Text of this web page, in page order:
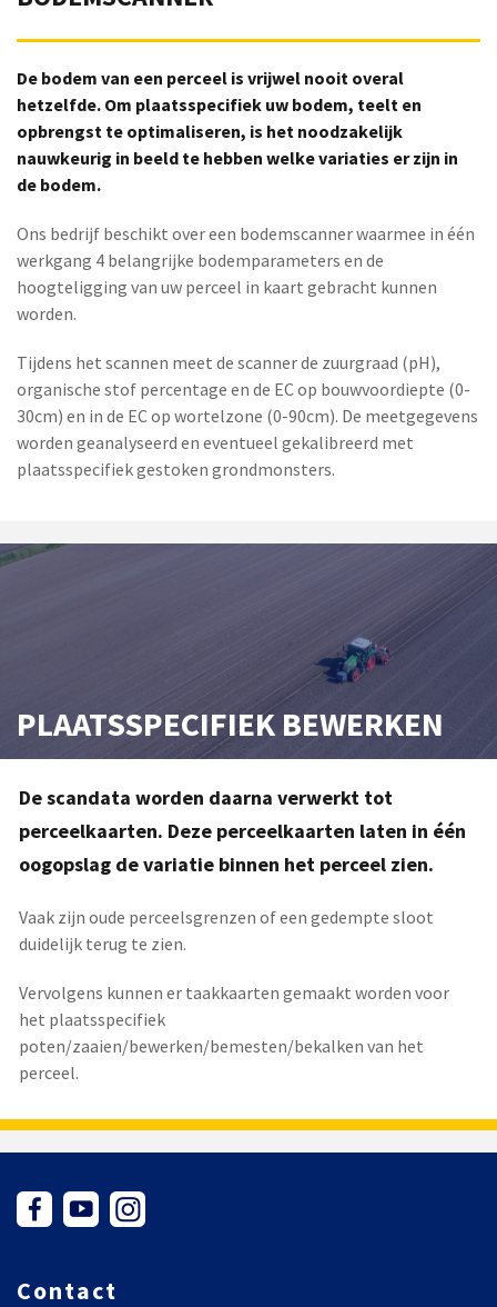
De bodem van een perceel is vrijwel nooit overal
hetzelfde. Om plaatsspecifiek uw bodem, teelt en
opbrengst te optimaliseren, is het noodzakelijk
nauwkeurig in beeld te hebben welke variaties er zijn in
de bodem.
Ons bedrijf beschikt over een bodemscanner waarmee in één
werkgang 4 belangrijke bodemparameters en de
hoogteligging van uw perceel in kaart gebracht kunnen
worden.
Tijdens het scannen meet de scanner de zuurgraad (pH),
organische stof percentage en de EC op bouwvoordiepte (0-
30cm) en in de EC op wortelzone (0-90cm). De meetgegevens
worden geanalyseerd en eventueel gekalibreerd met
plaatsspecifiek gestoken grondmonsters.
PLAATSSPECIFIEK BEWERKEN
De scandata worden daarna verwerkt tot
perceelkaarten. Deze perceelkaarten laten in één
oogopslag de variatie binnen het perceel zien.
Vaak zijn oude perceelsgrenzen of een gedempte sloot
duidelijk terug te zien.
Vervolgens kunnen er taakkaarten gemaakt worden voor
het plaatsspecifiek
poten/zaaien/bewerken/bemesten/bekalken van het
perceel.
Contact